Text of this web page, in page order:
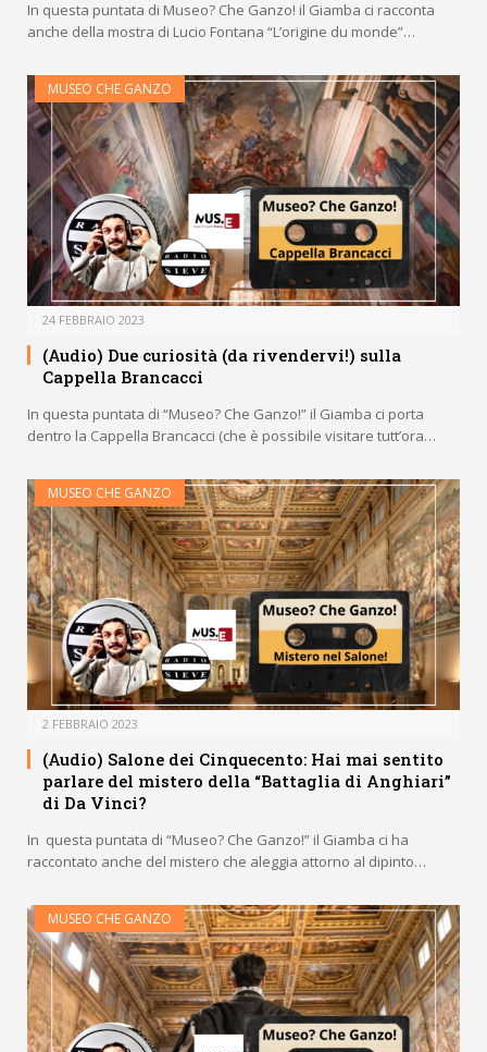
In questa puntata di Museo? Che Ganzo! il Giamba ci racconta
anche della mostra di Lucio Fontana “L’origine du monde”…
MUSEO CHE GANZO
24 FEBBRAIO 2023
(Audio) Due curiosità (da rivendervi!) sulla
Cappella Brancacci
In questa puntata di “Museo? Che Ganzo!” il Giamba ci porta
dentro la Cappella Brancacci (che è possibile visitare tutt’ora…
MUSEO CHE GANZO
2 FEBBRAIO 2023
(Audio) Salone dei Cinquecento: Hai mai sentito
parlare del mistero della “Battaglia di Anghiari”
di Da Vinci?
In questa puntata di “Museo? Che Ganzo!” il Giamba ci ha
raccontato anche del mistero che aleggia attorno al dipinto…
MUSEO CHE GANZO